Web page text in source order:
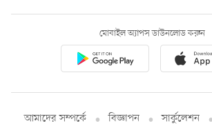
মোবাইল অ্যাপস ডাউনলোড করুন
আমাদের সম্পর্কে বিজ্ঞাপন সার্কুলেশন